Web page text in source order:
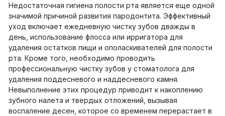
Недостаточная гигиена полости рта является еще одной
значимой причиной развития пародонтита. Эффективный
уход включает ежедневную чистку зубов дважды в
день, использование флосса или ирригатора для
удаления остатков пищи и ополаскивателей для полости
рта. Кроме того, необходимо проводить
профессиональную чистку зубов у стоматолога для
удаления поддесневого и наддесневого камня.
Невыполнение этих процедур приводит к накоплению
зубного налета и твердых отложений, вызывая
воспаление десен, которое со временем перерастает в